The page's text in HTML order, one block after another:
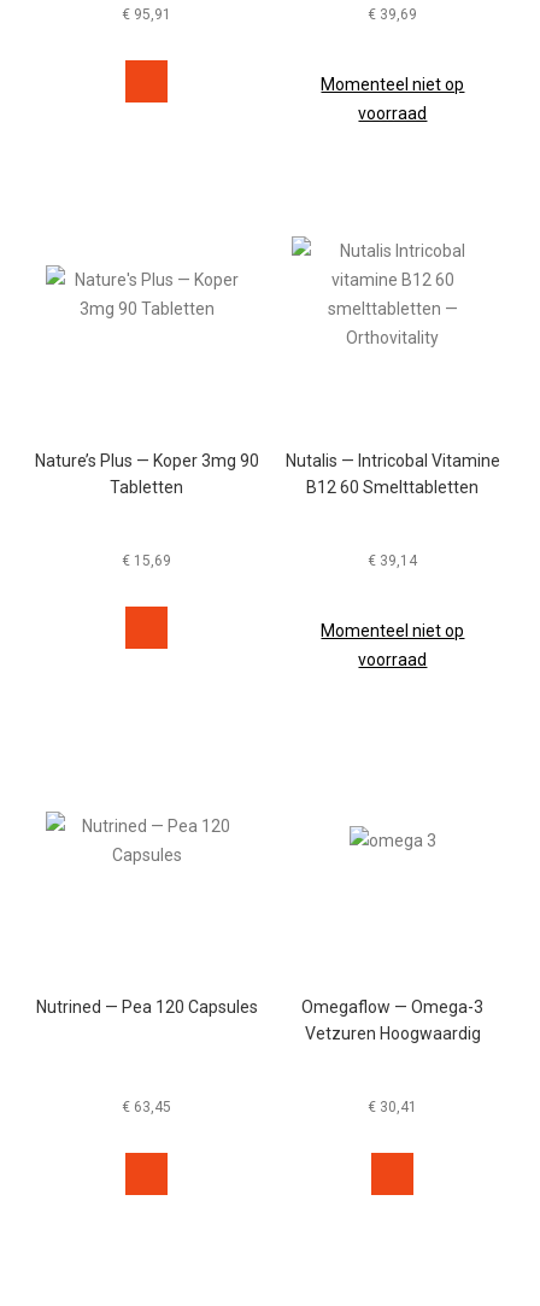
€ 95,91 € 39,69
Momenteel niet op
voorraad
Nature’s Plus — Koper 3mg 90
Tabletten
€ 15,69
Nutalis — Intricobal Vitamine
B12 60 Smelttabletten
€ 39,14
Momenteel niet op
voorraad
Nutrined — Pea 120 Capsules
€ 63,45
Omegaflow — Omega-3
Vetzuren Hoogwaardig
€ 30,41